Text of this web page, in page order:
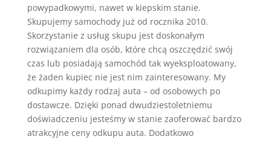
powypadkowymi, nawet w kiepskim stanie.
Skupujemy samochody już od rocznika 2010.
Skorzystanie z usług skupu jest doskonałym
rozwiązaniem dla osób, które chcą oszczędzić swój
czas lub posiadają samochód tak wyeksploatowany,
że żaden kupiec nie jest nim zainteresowany. My
odkupimy każdy rodzaj auta – od osobowych po
dostawcze. Dzięki ponad dwudziestoletniemu
doświadczeniu jesteśmy w stanie zaoferować bardzo
atrakcyjne ceny odkupu auta. Dodatkowo